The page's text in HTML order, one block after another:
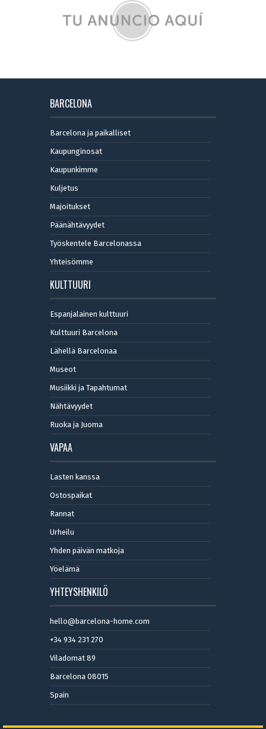
BARCELONA
Barcelona ja paikalliset
Kaupunginosat
Kaupunkimme
Kuljetus
Majoitukset
Päänähtävyydet
Työskentele Barcelonassa
Yhteisömme
KULTTUURI
Espanjalainen kulttuuri
Kulttuuri Barcelona
Lähellä Barcelonaa
Museot
Musiikki ja Tapahtumat
Nähtävyydet
Ruoka ja Juoma
VAPAA
Lasten kanssa
Ostospaikat
Rannat
Urheilu
Yhden päivän matkoja
Yöelämä
YHTEYSHENKILÖ
hello@barcelona-home.com
+34 934 231 270
Viladomat 89
Barcelona 08015
Spain